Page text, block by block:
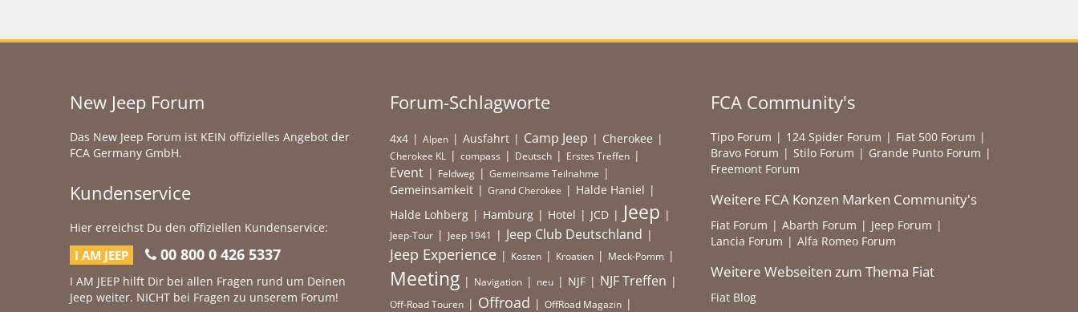
New Jeep Forum
Das New Jeep Forum ist KEIN offizielles Angebot der
FCA Germany GmbH.
Kundenservice
Hier erreichst Du den offiziellen Kundenservice:
I AM JEEP 00 800 0 426 5337
I AM JEEP hilft Dir bei allen Fragen rund um Deinen
Jeep weiter. NICHT bei Fragen zu unserem Forum!
Forum-Schlagworte
4x4 Alpen Ausfahrt Camp Jeep Cherokee
Cherokee KL compass Deutsch Erstes Treffen
Event Feldweg Gemeinsame Teilnahme
Gemeinsamkeit Grand Cherokee
Halde Haniel
Halde Lohberg
Hamburg Hotel JCD Jeep
Jeep-Tour Jeep 1941 Jeep Club Deutschland
Jeep Experience Kosten Kroatien Meck-Pomm
Meeting Navigation neu NJF NJF Treffen
Off-Road Touren Offroad OffRoad Magazin
FCA Community's
Tipo Forum 124 Spider Forum
Fiat 500 Forum
Bravo Forum
Stilo Forum
Grande Punto Forum
Freemont Forum
Weitere FCA Konzen Marken Community's
Fiat Forum Abarth Forum
Jeep Forum
Lancia Forum
Alfa Romeo Forum
Weitere Webseiten zum Thema Fiat
Fiat Blog